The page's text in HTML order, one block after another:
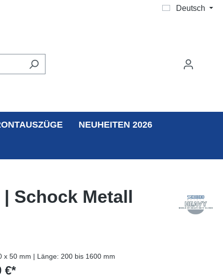
Deutsch
NEUHEITEN 2026
Schock Metall
x 50 mm | Länge: 200 bis 1600 mm
€*